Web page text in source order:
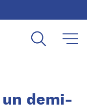
demi-